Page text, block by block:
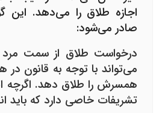
اجازه طلاق را می‌دهد. این
صادر می‌شود:
درخواست طلاق از سمت مرد
می‌تواند با توجه به قانون در
همسرش را طلاق دهد. اگرچه
تشریفات خاصی دارد که باید